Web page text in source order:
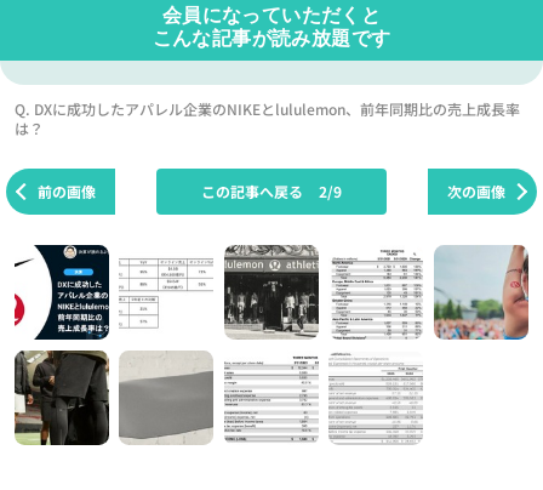
会員になっていただくと
こんな記事が読み放題です
Q. DXに成功したアパレル企業のNIKEとlululemon、前年同期比の売上成長率
は？
前の画像 次の画像
この記事へ戻る 2/9